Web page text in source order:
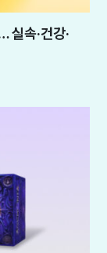
실속·건강·